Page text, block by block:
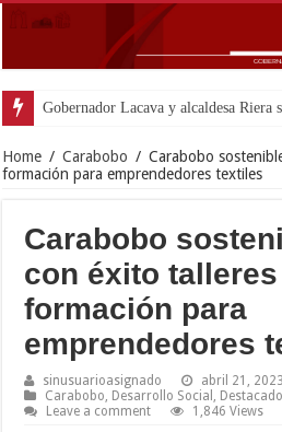
Home / Carabobo / Carabobo
formación para emprendedores textiles
Carabobo
con éxito talleres
formación para
emprendedores
sinusuarioasignado
abril 21, 2023
Carabobo Desarrollo Social
Leave a comment
1,846 Views